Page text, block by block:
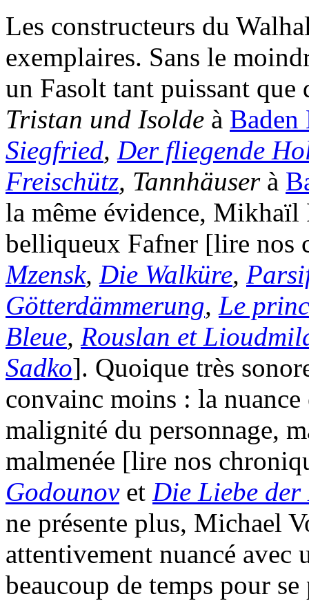
Les constructeurs du
exemplaires. Sans le
un Fasolt tant puissant
Tristan und Isolde à Baden
Siegfried, Der fliegende
Freischütz, Tannhäuserà
la même évidence, Mikhaïl
belliqueux Fafner [lire nos
Mzensk, Die Walküre,
Götterdämmerung, Le
Bleue, Rouslan et
Sadko]. Quoique très
convainc moins : la nuance
malignité du personnage,
malmenée [lire nos
Godounovet Die Liebe der
ne présente plus, Michael
attentivement nuancé
beaucoup de temps pour